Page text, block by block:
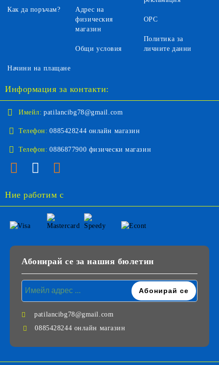
Как да поръчам?
Адрес на
физическия
магазин
Общи условия
ОРС
Политика за
личните данни
Начини на плащане
Информация за контакти:
Имейл: patilancibg78@gmail.com
Телефон: 0885428244 онлайн магазин
Телефон: 0886877900 физически магазин
Ние работим с
Абонирай се за нашия бюлетин
patilancibg78@gmail.com
0885428244 онлайн магазин